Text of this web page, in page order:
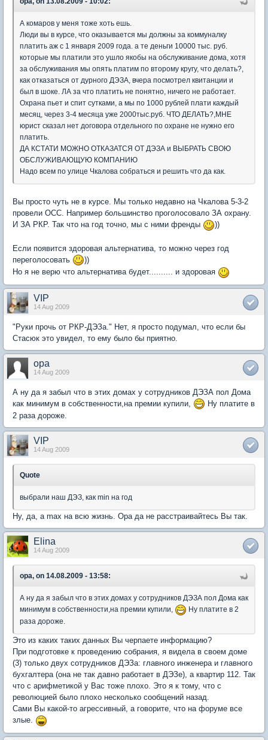
А комаров у меня тоже хоть ешь.
Люди вы в курсе, что оказывается мы должны за коммуналку
платить аж с 1 января 2009 года. а те деньги 10000 тыс. руб.
которые мы платили это ушло якобы на обслуживание дома, хотя
за обслуживания мы опять платим по второму кругу, что делать?,
как отказаться от дурного ДЭЗА, вчера посмотрел квитанции и
был в шоке. ЛА за что платить не понятно, ничего не работает.
Охрана пьет и спит сутками, а мы по 1000 рублей плати каждый
месяц, через 3-4 месяца уже 2000тыс.руб. ЧТО ДЕЛАТЬ?,МНЕ
юрист сказал нет договора отдельного по охране не нужно его
платить.
ДА КСТАТИ МОЖНО ОТКАЗАТСЯ ОТ ДЭЗА и ВЫБРАТЬ СВОЮ
ОБСЛУЖИВАЮЩУЮ КОМПАНИЮ
Надо всем по улице Чкалова собраться и решить что да как.
Вы просто чуть не в курсе. Мы только недавно на Чкалова 5-3-2
провели ОСС. Например большинство проголосовало ЗА охрану.
И ЗА РКР. Так что на год точно, мы с ними френды
))
Если появится здоровая альтернатива, то можно через год
переголосовать
))
Но я не верю что альтернатива будет.......... и здоровая
VIP
14 Aug 2009
"Руки прочь от РКР-ДЭЗа." Нет, я просто подумал, что если бы
Стасюк это увидел, то ему было бы приятно.
opa
14 Aug 2009
А ну да я забыл что в этих домах у сотрудников ДЭЗА пол Дома
как минимум в собственности,на премии купили,
Ну платите в
2 раза дороже.
VIP
14 Aug 2009
Quote
выбрали наш ДЭЗ, как min на год
Ну, да, а max на всю жизнь. Оpa да не расстраивайтесь Вы так.
Elina
14 Aug 2009
opa, on 14.08.2009 - 13:58:
А ну да я забыл что в этих домах у сотрудников ДЭЗА пол Дома как
минимум в собственности,на премии купили,
Ну платите в 2
раза дороже.
Это из каких таких данных Вы черпаете информацию?
При подготовке к проведению собрания, я видела в своем доме
(3) только двух сотрудников ДЭЗа: главного инженера и главного
бухгалтера (она не так давно работает в ДЭЗе), а квартир 112. Так
что с арифметикой у Вас тоже плохо. Это я к тому, что с
революцией было плохо несколько сообщений назад.
Сами Вы какой-то агрессивный, а говорите, что на форуме все
злые.